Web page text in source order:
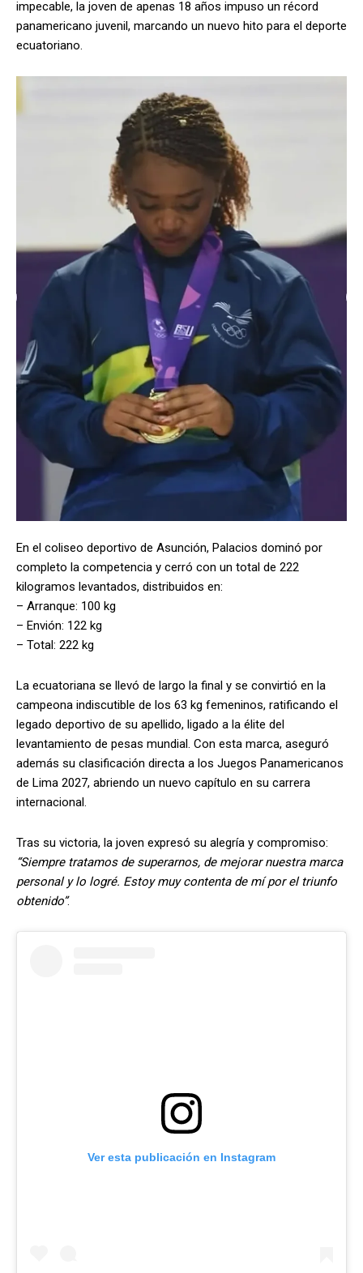
impecable, la joven de apenas 18 años impuso un récord
panamericano juvenil, marcando un nuevo hito para el deporte
ecuatoriano.
En el coliseo deportivo de Asunción, Palacios dominó por
completo la competencia y cerró con un total de 222
kilogramos levantados, distribuidos en:
– Arranque: 100 kg
– Envión: 122 kg
– Total: 222 kg
La ecuatoriana se llevó de largo la final y se convirtió en la
campeona indiscutible de los 63 kg femeninos, ratificando el
legado deportivo de su apellido, ligado a la élite del
levantamiento de pesas mundial. Con esta marca, aseguró
además su clasificación directa a los Juegos Panamericanos
de Lima 2027, abriendo un nuevo capítulo en su carrera
internacional.
Tras su victoria, la joven expresó su alegría y compromiso:
“Siempre tratamos de superarnos, de mejorar nuestra marca
personal y lo logré. Estoy muy contenta de mí por el triunfo
obtenido”.
Ver esta publicación en Instagram